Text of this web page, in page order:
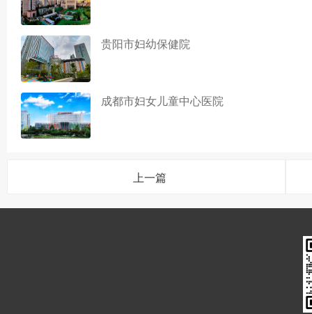
贵阳市妇幼保健院
成都市妇女儿童中心医院
上一篇